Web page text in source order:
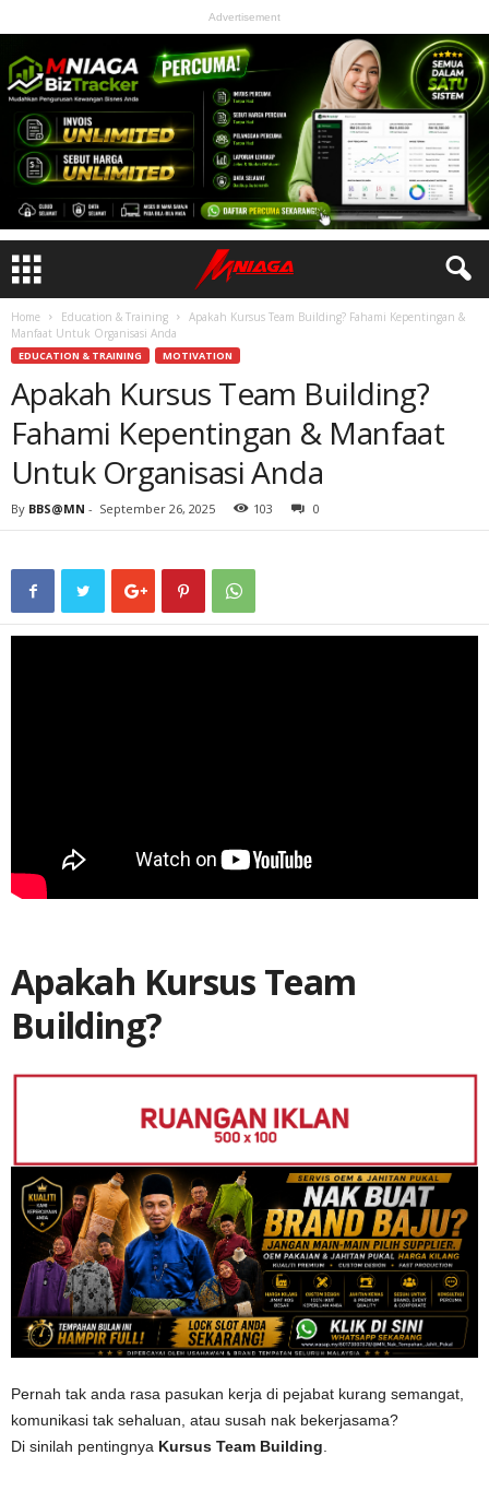
Advertisement
Home Education & Training
Apakah Kursus Team Building? Fahami Kepentingan &
Manfaat Untuk Organisasi Anda
EDUCATION & TRAINING MOTIVATION
Apakah Kursus Team Building?
Fahami Kepentingan & Manfaat
Untuk Organisasi Anda
By BBS@MN - September 26, 2025 103 0
Apakah Kursus Team
Building?
Pernah tak anda rasa pasukan kerja di pejabat kurang semangat,
komunikasi tak sehaluan, atau susah nak bekerjasama?
Di sinilah pentingnya Kursus Team Building.